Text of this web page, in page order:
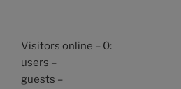
Visitors online – 0:
users –
guests –